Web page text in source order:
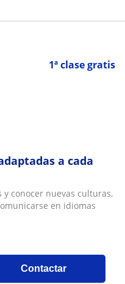
1ª clase gratis
a cada
conocer nuevas culturas,
en idiomas
Contactar